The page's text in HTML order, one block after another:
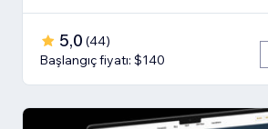
5,0 (44)
Başlangıç fiyatı: $140